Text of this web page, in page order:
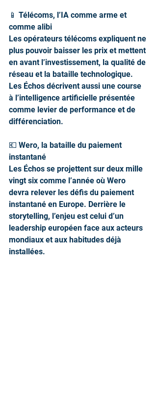
📱 Télécoms, l’IA comme arme et
comme alibi
Les opérateurs télécoms expliquent ne
plus pouvoir baisser les prix et mettent
en avant l’investissement, la qualité de
réseau et la bataille technologique.
Les Échos décrivent aussi une course
à l’intelligence artificielle présentée
comme levier de performance et de
différenciation.
💶 Wero, la bataille du paiement
instantané
Les Échos se projettent sur deux mille
vingt six comme l’année où Wero
devra relever les défis du paiement
instantané en Europe. Derrière le
storytelling, l’enjeu est celui d’un
leadership européen face aux acteurs
mondiaux et aux habitudes déjà
installées.